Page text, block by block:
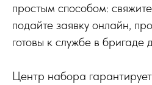
простым способом:
подайте заявку онлайн,
готовы к службе в бригаде
Центр набора